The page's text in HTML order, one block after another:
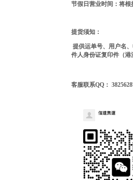
节假日营业时间：将
提货须知：
提供运单号、用户名
件人身份证复印件（
客服联系QQ：